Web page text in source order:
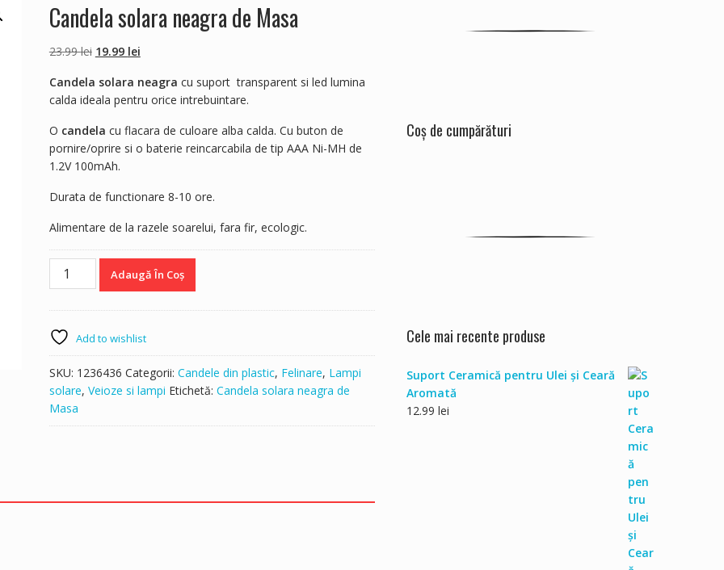
Candela solara neagra de Masa
23.99lei Prețul
a
fost:
19.99 leiPrețul
este:
19.99 lei.
Candela solara neagra cu suport transparent si led lumina
calda ideala pentru orice intrebuintare.
O candela cu flacara de culoare alba calda. Cu buton de
pornire/oprire si o baterie reincarcabila de tip AAA Ni-MH de
1.2V 100mAh.
Durata de functionare 8-10 ore.
Alimentare de la razele soarelui, fara fir, ecologic.
Cantitate
Candela
de
Masa
Adaugă În Coș
Add to wishlist
SKU: 1236436 Categorii: Candele din plastic, Felinare, Lampi
solare, Veioze si lampi Etichetă: Candela solara neagra de
Masa
Coș de cumpărături
Cele mai recente produse
Suport Ceramică pentru Ulei și Ceară
Aromată
12.99 lei